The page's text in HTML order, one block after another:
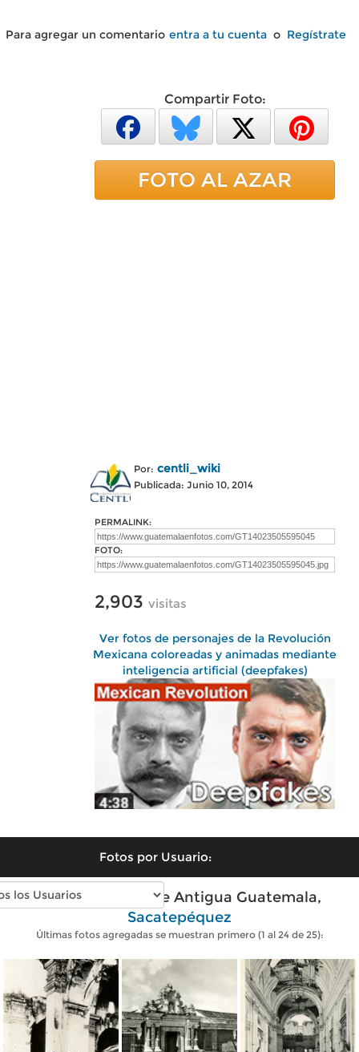
Para agregar un comentario entra a tu cuenta o Regístrate
Compartir Foto:
FOTO AL AZAR
Por: centli_wiki
Publicada: Junio 10, 2014
PERMALINK:
FOTO:
2,903 visitas
Ver fotos de personajes de la Revolución
Mexicana coloreadas y animadas mediante
inteligencia artificial (deepfakes)
Fotos por Usuario:
Fotos antiguas de Antigua Guatemala,
Sacatepéquez
Últimas fotos agregadas se muestran primero (1 al 24 de 25):